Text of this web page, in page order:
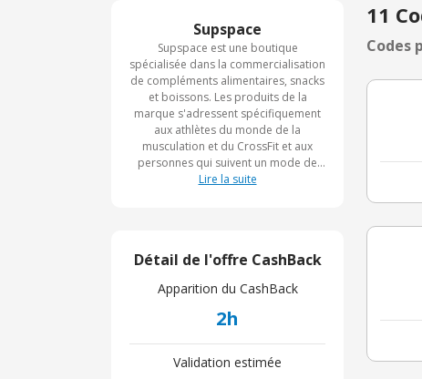
Supspace
Supspace est une boutique
spécialisée dans la commercialisation
de compléments alimentaires, snacks
et boissons. Les produits de la
marque s'adressent spécifiquement
aux athlètes du monde de la
musculation et du CrossFit et aux
personnes qui suivent un mode de
vie sain et actif. Pour comprendre ce
Lire la suite
Détail de l'offre CashBack
Apparition du CashBack
2h
Validation estimée
11
Codes